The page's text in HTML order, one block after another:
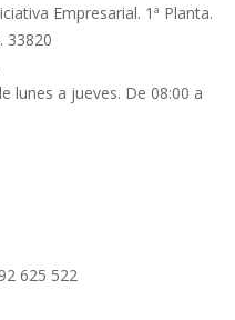
Empresarial. 1ª Planta.
33820
lunes a jueves. De 08:00 a
625 522